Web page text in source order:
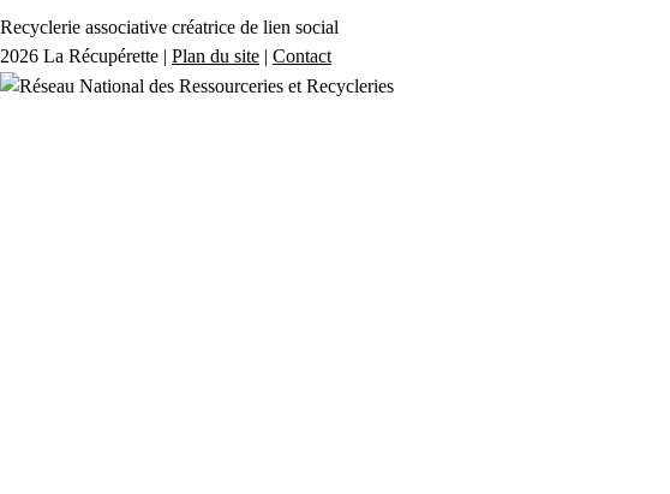
Recyclerie associative créatrice de lien social
2026 La Récupérette | Plan du site | Contact